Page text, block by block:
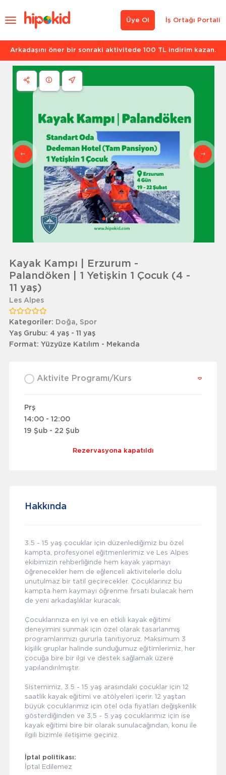
İş Ortağı Portali
Üye Ol
Arkadaşını öner bir sonraki aktivitede 100 TL indirim kazan.
Kayak Kampı | Erzurum -
Palandöken | 1 Yetişkin 1 Çocuk (4 -
11 yaş)
Les Alpes
Kategoriler: Doğa, Spor
Yaş Grubu: 4 yaş - 11 yaş
Format: Yüzyüze Katılım - Mekanda
Aktivite Programı/Kurs
Prş
14:00 - 12:00
19 Şub - 22 Şub
Rezervasyona kapatıldı
Hakkında
3.5 - 15 yaş çocuklar için düzenlediğimiz bu özel
kampta, profesyonel eğitmenlerimiz ve Les Alpes
ekibimizin rehberliğinde hem kayak yapmayı
öğrenecekler hem de eğlenceli aktivitelerle dolu
unutulmaz bir tatil geçirecekler. Çocuklarınız bu
kampta hem kaymayı öğrenme fırsatı bulacak hem
de yeni arkadaşlıklar kuracak.
Çocuklarınıza en iyi ve en etkili kayak eğitimi
deneyimini sunmak için özel olarak tasarlanmış
programlarımızı gururla tanıtıyoruz. Maksimum 3
kişilik gruplar halinde sunduğumuz eğitimlerimiz, her
çocuğa bire bir ilgi ve destek sağlamak üzere
yapılandırılmıştır.
Sistemimiz, 3.5 - 15 yaş arasındaki çocuklar için 12
saatlik kayak eğitimi ve atölyeleri içerir. 12 yaştan
büyük çocuklarımız için otel oda fiyatları değişkenlik
gösterdiğinden ve 3,5 - 5 yaş çocuklarımız için ise
kayak eğitimi bire bir olarak sunulacağından, konu ile
ilgili bizimle iletişime geçiniz.
İptal politikası:
İptal Edilemez